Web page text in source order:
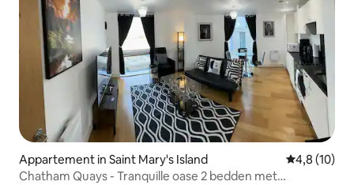
Appartement in Saint Mary's Island
4,8 (10)
Chatham Quays - Tranquille oase 2 bedden met